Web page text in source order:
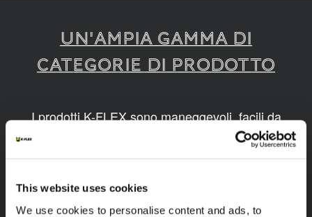
This website uses cookies
We use cookies to personalise content and ads, to
UN'AMPIA GAMMA DI
CATEGORIE DI PRODOTTO
I prodotti K-FLEX sono maneggevoli, facili da
montare, disponibili in diverse dimensioni e
realizzati grazie a tecnologie innovative e
1